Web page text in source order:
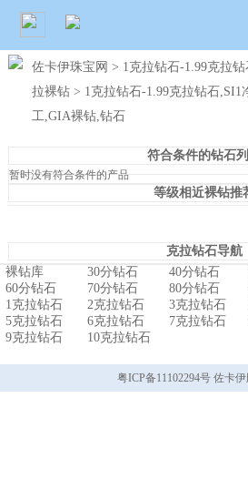
佐卡伊珠宝网 > 1克拉钻石-1.99克拉
拉裸钻 > 1克拉钻石-1.99克拉钻石,SI1
工,GIA裸钻,钻石
符合条件的钻石
暂时没有符合条件的产品
等级相近裸钻推
克拉钻石导航
裸钻库
30分钻石 40分钻石
60分钻石
70分钻石 80分钻石
1克拉钻石
2克拉钻石 3克拉钻石
5克拉钻石
6克拉钻石 7克拉钻石
9克拉钻石
10克拉钻石
粤ICP备11102294号 佐卡